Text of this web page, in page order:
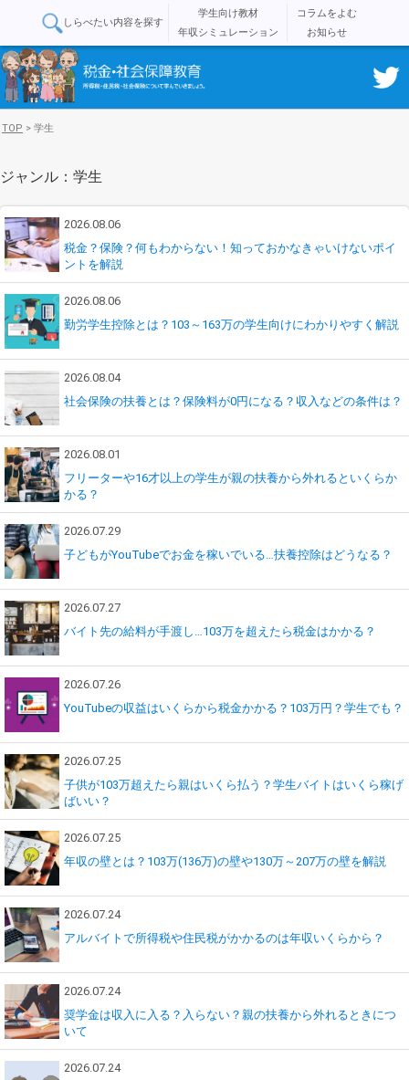
しらべたい内容を探す
学生向け教材
コラムをよむ
年収シミュレーション
お知らせ
TOP > 学生
ジャンル：学生
2026.08.06
税金？保険？何もわからない！知っておかなきゃいけないポイ
ントを解説
2026.08.06
勤労学生控除とは？103～163万の学生向けにわかりやすく解説
2026.08.04
社会保険の扶養とは？保険料が0円になる？収入などの条件は？
2026.08.01
フリーターや16才以上の学生が親の扶養から外れるといくらか
かる？
2026.07.29
子どもがYouTubeでお金を稼いでいる…扶養控除はどうなる？
2026.07.27
バイト先の給料が手渡し…103万を超えたら税金はかかる？
2026.07.26
YouTubeの収益はいくらから税金かかる？103万円？学生でも？
2026.07.25
子供が103万超えたら親はいくら払う？学生バイトはいくら稼げ
ばいい？
2026.07.25
年収の壁とは？103万(136万)の壁や130万～207万の壁を解説
2026.07.24
アルバイトで所得税や住民税がかかるのは年収いくらから？
2026.07.24
奨学金は収入に入る？入らない？親の扶養から外れるときにつ
いて
2026.07.24